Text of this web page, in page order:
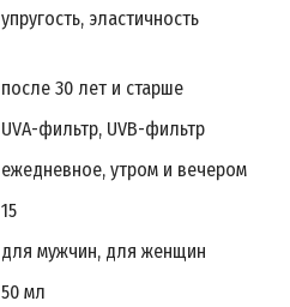
упругость, эластичность
после 30 лет и старше
UVA-фильтр, UVB-фильтр
ежедневное, утром и вечером
15
для мужчин, для женщин
50 мл